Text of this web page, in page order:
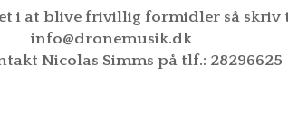
i at blive frivillig formidler så skriv
info@dronemusik.dk
Nicolas Simms på tlf.: 28296625